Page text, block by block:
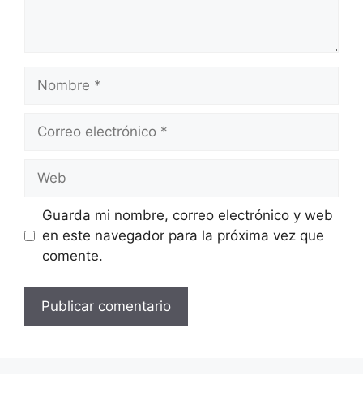
Nombre
Correo
Web
Guarda mi nombre, correo electrónico y web
en este navegador para la próxima vez que
comente.